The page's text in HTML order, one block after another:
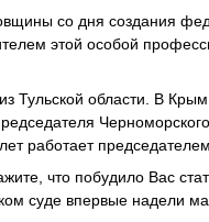
со дня создания
этой особой
Тульской области. В
работает
что побудило Вас
суде впервые надели